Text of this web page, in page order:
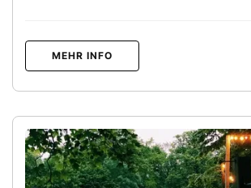
MEHR INFO